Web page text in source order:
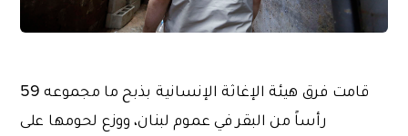
قامت فرق هيئة الإغاثة الإنسانية بذبح ما مجموعه 59
رأساً من البقر في عموم لبنان، ووزع لحومها على